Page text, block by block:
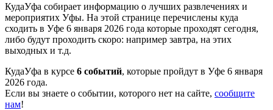
КудаУфа собирает информацию о лучших развлечениях и
мероприятих Уфы. На этой странице перечислены куда
сходить в Уфе 6 января 2026 года которые проходят сегодня,
либо будут проходить скоро: например завтра, на этих
выходных и т.д.
КудаУфа в курсе 6 событий, которые пройдут в Уфе 6 января
2026 года.
Если вы знаете о событии, которого нет на сайте, сообщите
нам!